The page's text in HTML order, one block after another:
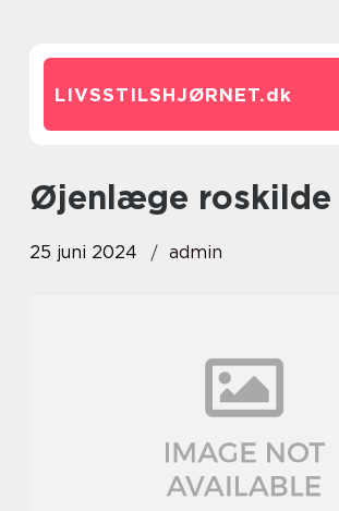
LIVSSTILSHJØRNET.dk
øjenlæge roskilde
25 juni 2024 admin